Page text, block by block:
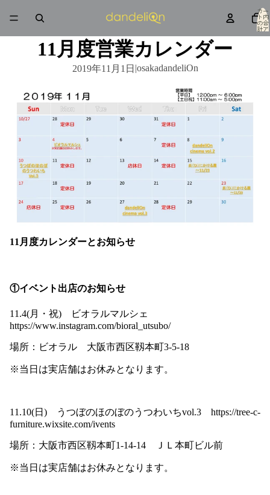
カー
ト内
の合
計ア
イテ
11月度営業カレンダー
2019年11月1日 |osakadandeliOn
11月度カレンダーとお知らせ
①イベント出店のお知らせ
11.4(月・祝) ビオラルマルシェ
https://www.instagram.com/bioral_utsubo/
場所：ビオラル 大阪市西区靱本町3-5-18
※当日は実店舗はお休みとなります。
11.10(日) うつぼのほのぼのうつわいちvol.3 https://tree-c-
furniture.wixsite.com/ivents
場所：大阪市西区靱本町1-14-14 ＪＬ本町ビル前
※当日は実店舗はお休みとなります。